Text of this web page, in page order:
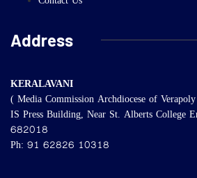
Address
KERALAVANI
( Media Commission Archdiocese of
IS Press Building, Near St. Alberts College
682018
Ph: 91 62826 10318